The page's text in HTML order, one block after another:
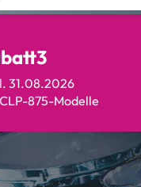
31.08.2026
875-Modelle